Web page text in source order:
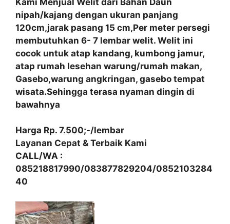
nipah/kajang dengan ukuran panjang
120cm,jarak pasang 15 cm,Per meter persegi
membutuhkan 6- 7 lembar welit. Welit ini
cocok untuk atap kandang, kumbong jamur,
atap rumah lesehan warung/rumah makan,
Gasebo,warung angkringan, gasebo tempat
wisata.Sehingga terasa nyaman dingin di
bawahnya
Harga Rp. 7.500;-/lembar
Layanan Cepat & Terbaik Kami
CALL/WA :
085218817990/083877829204/0852103284
40